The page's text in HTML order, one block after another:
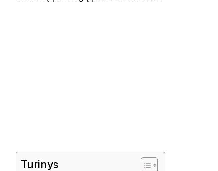
Turinys